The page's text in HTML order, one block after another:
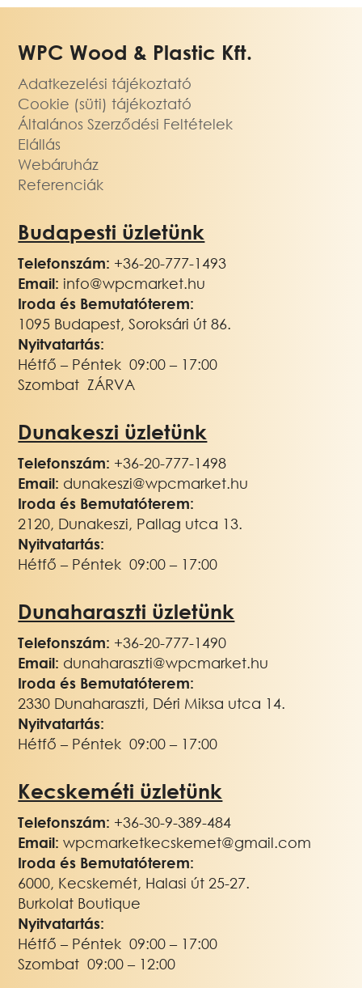
WPC Wood & Plastic Kft.
Adatkezelési tájékoztató
Cookie (süti) tájékoztató
Általános Szerződési Feltételek
Elállás
Webáruház
Referenciák
Budapesti üzletünk
Telefonszám: +36-20-777-1493
Email: info@wpcmarket.hu
Iroda és Bemutatóterem:
1095 Budapest, Soroksári út 86.
Nyitvatartás:
Hétfő – Péntek 09:00 – 17:00
Szombat ZÁRVA
Dunakeszi üzletünk
Telefonszám: +36-20-777-1498
Email: dunakeszi@wpcmarket.hu
Iroda és Bemutatóterem:
2120, Dunakeszi, Pallag utca 13.
Nyitvatartás:
Hétfő – Péntek 09:00 – 17:00
Dunaharaszti üzletünk
Telefonszám: +36-20-777-1490
Email: dunaharaszti@wpcmarket.hu
Iroda és Bemutatóterem:
2330 Dunaharaszti, Déri Miksa utca 14.
Nyitvatartás:
Hétfő – Péntek 09:00 – 17:00
Kecskeméti üzletünk
Telefonszám: +36-30-9-389-484
Email:wpcmarketkecskemet@gmail.com
Iroda és Bemutatóterem:
6000, Kecskemét, Halasi út 25-27.
Burkolat Boutique
Nyitvatartás:
Hétfő – Péntek 09:00 – 17:00
Szombat 09:00 – 12:00